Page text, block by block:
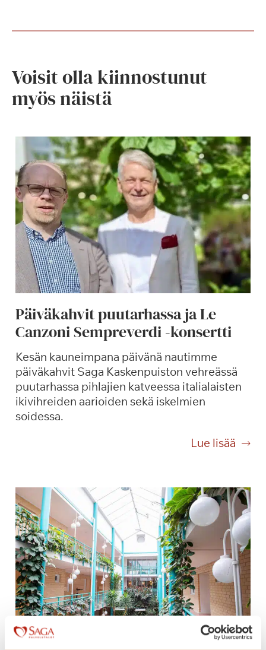
Voisit olla kiinnostunut
myös näistä
Päiväkahvit puutarhassa ja Le
Canzoni Sempreverdi -konsertti
Kesän kauneimpana päivänä nautimme
päiväkahvit Saga Kaskenpuiston vehreässä
puutarhassa pihlajien katveessa italialaisten
ikivihreiden aarioiden sekä iskelmien
soidessa.
Lue lisää
P
v
ä
k
a
h
v
i
t
p
u